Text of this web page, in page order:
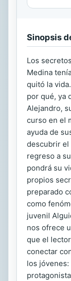
Sinopsis
Los
Medina
quitó la
por qué, ya
Alejandro,
curso en el
ayuda de
descubrir el
regreso a
pondrá su
propios
preparado
como
juvenil
nos ofrece
que el
conectar
los jóvenes: